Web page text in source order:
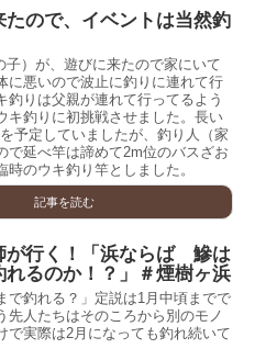
たので、イベントは当然釣
子）が、遊びに来たので家にいて
に悪いので波止に釣りに連れて行
釣りは父親が連れて行ってるよう
キ釣りに初挑戦させました。長い
予定していましたが、釣り人（家
で延べ竿は諦めて2m位のバスざお
時のウキ釣り竿としました。
記事を読む
が行く！「浜ならば 鰺は
るのか！？」＃煙樹ヶ浜
で釣れる？」定説は1月中頃までで
先人たちはそのころから別のモノ
で実際は2月になっても釣れ続いて